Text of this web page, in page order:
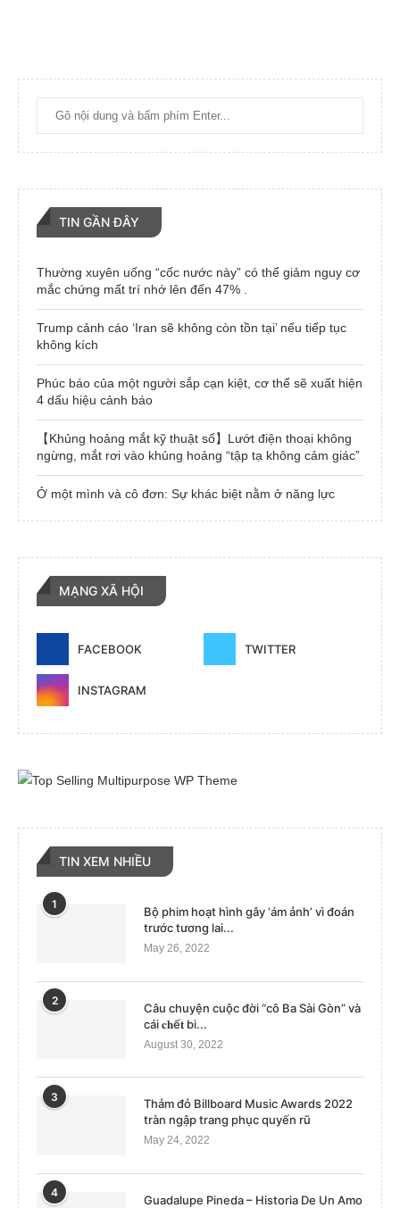
TIN GẦN ĐÂY
Thường xuyên uống “cốc nước này” có thể giảm nguy cơ
mắc chứng mất trí nhớ lên đến 47% .
Trump cảnh cáo ‘Iran sẽ không còn tồn tại’ nếu tiếp tục
không kích
Phúc báo của một người sắp cạn kiệt, cơ thể sẽ xuất hiện
4 dấu hiệu cảnh báo
【Khủng hoảng mắt kỹ thuật số】Lướt điện thoại không
ngừng, mắt rơi vào khủng hoảng “tập tạ không cảm giác”
Ở một mình và cô đơn: Sự khác biệt nằm ở năng lực
MẠNG XÃ HỘI
FACEBOOK TWITTER
INSTAGRAM
TIN XEM NHIỀU
1
Bộ phim hoạt hình gây ‘ám ảnh’ vì đoán
trước tương lai...
May 26, 2022
2
Câu chuyện cuộc đời “cô Ba Sài Gòn” và
cái 𝐜𝐡ế𝐭 bi...
August 30, 2022
3
Thảm đỏ Billboard Music Awards 2022
tràn ngập trang phục quyến rũ
May 24, 2022
4
Guadalupe Pineda – Historia De Un Amo